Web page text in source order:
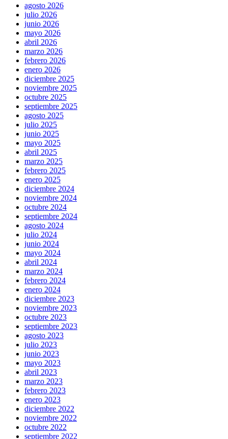
agosto 2026
julio 2026
junio 2026
mayo 2026
abril 2026
marzo 2026
febrero 2026
enero 2026
diciembre 2025
noviembre 2025
octubre 2025
septiembre 2025
agosto 2025
julio 2025
junio 2025
mayo 2025
abril 2025
marzo 2025
febrero 2025
enero 2025
diciembre 2024
noviembre 2024
octubre 2024
septiembre 2024
agosto 2024
julio 2024
junio 2024
mayo 2024
abril 2024
marzo 2024
febrero 2024
enero 2024
diciembre 2023
noviembre 2023
octubre 2023
septiembre 2023
agosto 2023
julio 2023
junio 2023
mayo 2023
abril 2023
marzo 2023
febrero 2023
enero 2023
diciembre 2022
noviembre 2022
octubre 2022
septiembre 2022